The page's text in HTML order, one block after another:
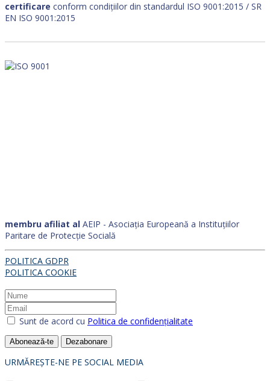
certificare conform condițiilor din standardul ISO 9001:2015 / SR
EN ISO 9001:2015
membru afiliat al AEIP - Asociația Europeană a Instituțiilor
Paritare de Protecție Socială
POLITICA GDPR
POLITICA COOKIE
Sunt de acord cu Politica de confidențialitate
Abonează-te Dezabonare
URMĂREȘTE-NE PE SOCIAL MEDIA